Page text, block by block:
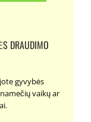
DRAUDIMO
gyvybės
vaikų ar